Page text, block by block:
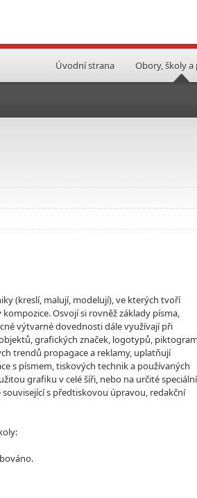
Úvodní strana Obory, školy a
(kreslí, malují, modelují), ve kterých tvoří
Osvojí si rovněž základy písma,
výtvarné dovednosti dále využívají při
grafických značek, logotypů,
trendů propagace a reklamy, uplatňují
s písmem, tiskových technik a používaných
grafiku v celé šíři, nebo na určité speciální
s předtiskovou úpravou, redakční